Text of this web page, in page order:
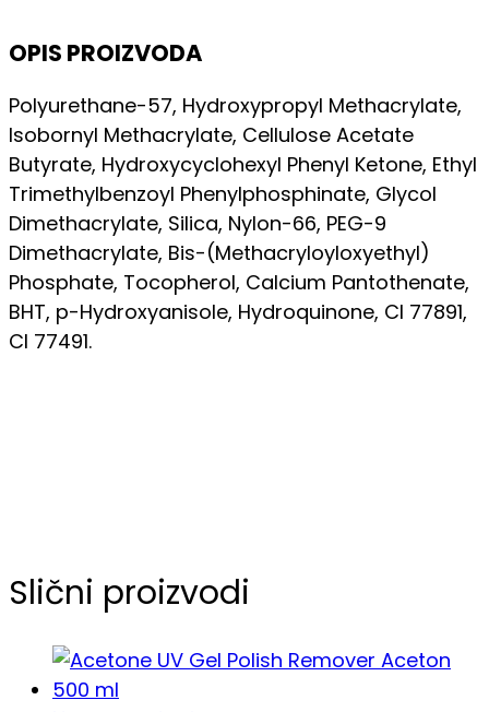
OPIS PROIZVODA
Polyurethane-57, Hydroxypropyl Methacrylate,
Isobornyl Methacrylate, Cellulose Acetate
Butyrate, Hydroxycyclohexyl Phenyl Ketone, Ethyl
Trimethylbenzoyl Phenylphosphinate, Glycol
Dimethacrylate, Silica, Nylon-66, PEG-9
Dimethacrylate, Bis-(Methacryloyloxyethyl)
Phosphate, Tocopherol, Calcium Pantothenate,
BHT, p-Hydroxyanisole, Hydroquinone, CI 77891,
CI 77491.
Slični proizvodi